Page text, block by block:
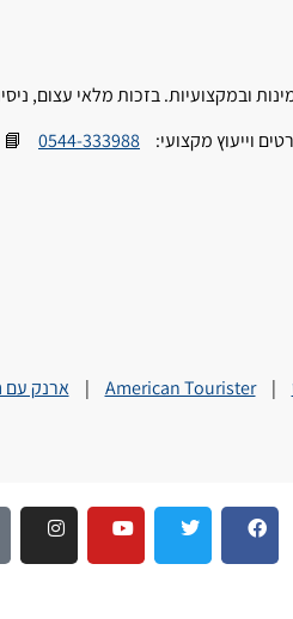
ובמקצועיות. בזכות מלאי עצום,
וייעוץ מקצועי: 0544-333988
📘
|
American Tourister
| ארנק עם